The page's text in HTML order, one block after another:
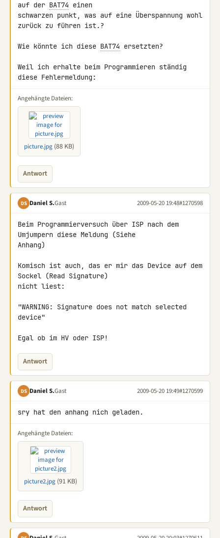
auf der BAT74 einen
schwarzen punkt, was auf eine Überspannung wohl
zurück zu führen ist.?
Wie könnte ich diese BAT74 ersetzten?
Weil ich erhalte beim Programmieren ständig
diese Fehlermeldung:
Angehängte Dateien:
picture.jpg (88 KB)
Antwort
DS Daniel S.Gast 2009-05-20 19:48#1270598
Beim Programmierversuch über ISP nach dem
Umjumpern diese Meldung (Siehe
Anhang)
Komisch ist auch, das er mir das Device auf dem
Sockel (Read Signature)
nicht liest:
"WARNING: Signature does not match selected
device"
Egal ob im HV oder ISP!
Antwort
DS Daniel S.Gast 2009-05-20 19:49#1270599
sry hat den anhang nich geladen.
Angehängte Dateien:
picture2.jpg (91 KB)
Antwort